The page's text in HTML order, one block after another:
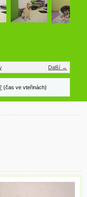
Další →
(čas ve vteřinách)